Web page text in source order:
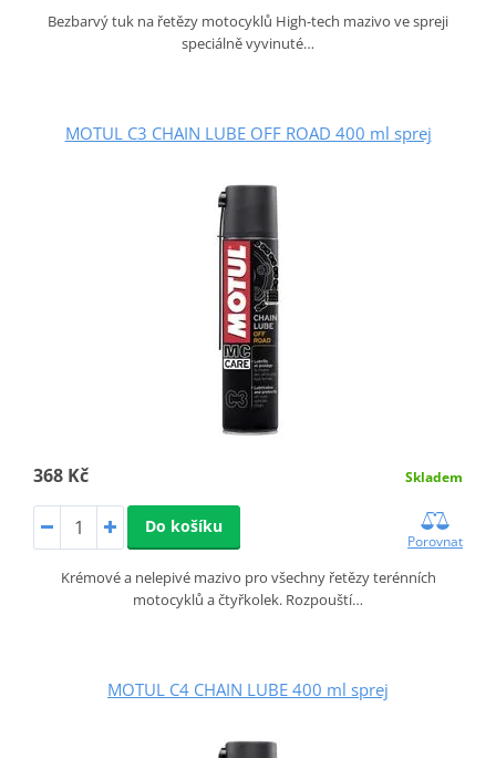
Bezbarvý tuk na řetězy motocyklů High-tech mazivo ve spreji
speciálně vyvinuté…
MOTUL C3 CHAIN LUBE OFF ROAD 400 ml sprej
368 Kč Skladem
Do košíku
Porovnat
Krémové a nelepivé mazivo pro všechny řetězy terénních
motocyklů a čtyřkolek. Rozpouští…
MOTUL C4 CHAIN LUBE 400 ml sprej